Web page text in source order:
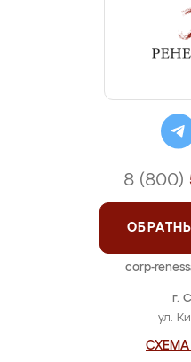
г.
ул.
СХЕМА
8 (800)
corp-